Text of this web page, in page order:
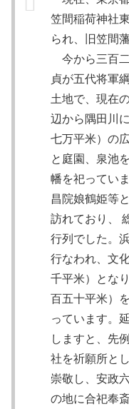
笠間稲荷神社
られ、旧笠間
今から三百
貞が五代将軍
土地で、現在
辺から隅田川
七万平米）の
と庭園、泉池
幡を祀ってい
昌院娘鶴姫等
訪れており、
行列でした。
行なわれ、文
千平米）とな
百五十平米）
っています。
しますと、先
社を祈願所と
崇敬し、安政
の地に合祀奉